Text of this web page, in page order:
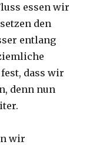
essen wir
den
entlang
dass wir
denn nun
wir